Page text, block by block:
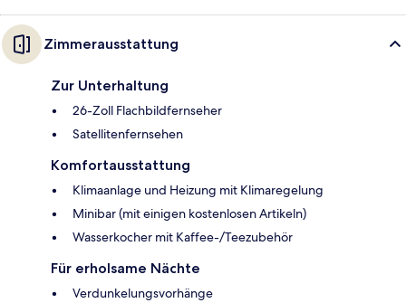
Zimmerausstattung
Zur Unterhaltung
26-Zoll Flachbildfernseher
Satellitenfernsehen
Komfortausstattung
Klimaanlage und Heizung mit Klimaregelung
Minibar (mit einigen kostenlosen Artikeln)
Wasserkocher mit Kaffee-/Teezubehör
Für erholsame Nächte
Verdunkelungsvorhänge